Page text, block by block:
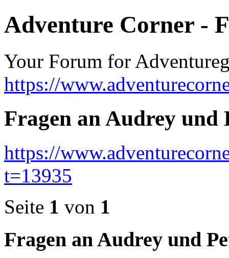
Adventure Corner -
Your Forum for
https://
Fragen an Audrey und
https://
t=13935
Seite 1 von 1
Fragen an Audrey und